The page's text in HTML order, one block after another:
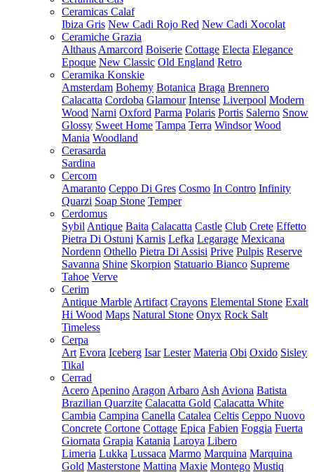
Ceramicas Calaf
Ibiza Gris New Cadi Rojo Red New Cadi Xocolat
Ceramiche Grazia
Althaus Amarcord Boiserie Cottage Electa Elegance
Epoque New Classic Old England Retro
Ceramika Konskie
Amsterdam Bohemy Botanica Braga Brennero
Calacatta Cordoba Glamour Intense Liverpool Modern
Wood Narni Oxford Parma Polaris Portis Salerno Snow
Glossy Sweet Home Tampa Terra Windsor Wood
Mania Woodland
Cerasarda
Sardina
Cercom
Amaranto Ceppo Di Gres Cosmo In Contro Infinity
Quarzi Soap Stone Temper
Cerdomus
Sybil Antique Baita Calacatta Castle Club Crete Effetto
Pietra Di Ostuni Karnis Lefka Legarage Mexicana
Nordenn Othello Pietra Di Assisi Prive Pulpis Reserve
Savanna Shine Skorpion Statuario Bianco Supreme
Tahoe Verve
Cerim
Antique Marble Artifact Crayons Elemental Stone Exalt
Hi Wood Maps Natural Stone Onyx Rock Salt
Timeless
Cerpa
Art Evora Iceberg Isar Lester Materia Obi Oxido Sisley
Tikal
Cerrad
Acero Apenino Aragon Arbaro Ash Aviona Batista
Brazilian Quarzite Calacatta Gold Calacatta White
Cambia Campina Canella Catalea Celtis Ceppo Nuovo
Concrete Cortone Cottage Epica Fabien Foggia Fuerta
Giornata Grapia Katania Laroya Libero
Limeria Lukka Lussaca Marmo Marquina Marquina
Gold Masterstone Mattina Maxie Montego Mustiq